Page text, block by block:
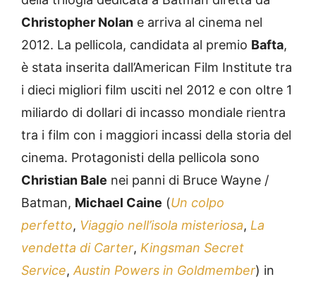
Christopher Nolan e arriva al cinema nel
2012. La pellicola, candidata al premio Bafta,
è stata inserita dall’American Film Institute tra
i dieci migliori film usciti nel 2012 e con oltre 1
miliardo di dollari di incasso mondiale rientra
tra i film con i maggiori incassi della storia del
cinema. Protagonisti della pellicola sono
Christian Bale nei panni di Bruce Wayne /
Batman, Michael Caine (Un colpo
perfetto, Viaggio nell’isola misteriosa, La
vendetta di Carter, Kingsman Secret
Service, Austin Powers in Goldmember) in